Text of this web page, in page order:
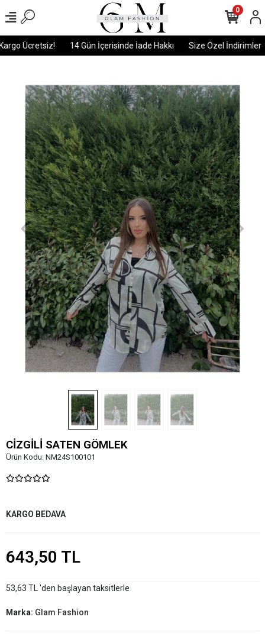
Ücretsiz! 14 Gün İçerisinde İade Hakkı Size Özel İndirimler
0
CİZGİLİ SATEN GÖMLEK
Ürün Kodu: NM24S100101
KARGO BEDAVA
643,50 TL
53,63 TL 'den başlayan taksitlerle
Marka: Glam Fashion